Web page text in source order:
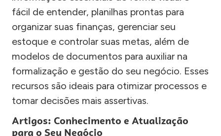
fácil de entender, planilhas prontas para
organizar suas finanças, gerenciar seu
estoque e controlar suas metas, além de
modelos de documentos para auxiliar na
formalização e gestão do seu negócio. Esses
recursos são ideais para otimizar processos e
tomar decisões mais assertivas.
Artigos: Conhecimento e Atualização
para o Seu Negócio